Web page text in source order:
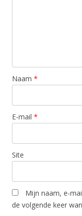
Naam *
E-mail *
Site
Mijn naam, e-
de volgende keer